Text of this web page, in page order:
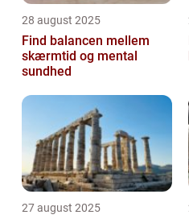
28 august 2025
Find balancen mellem
skærmtid og mental
sundhed
27 august 2025